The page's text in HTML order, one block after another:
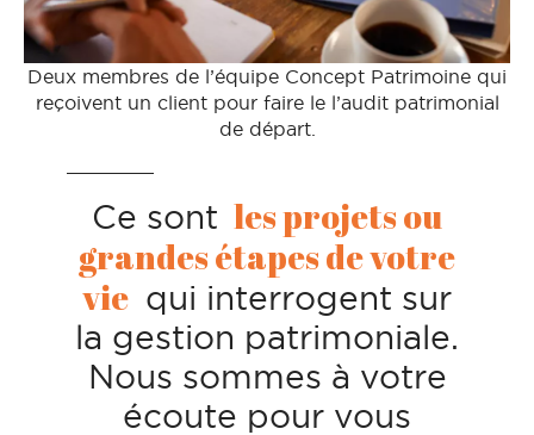
Deux membres de l’équipe Concept Patrimoine qui
reçoivent un client pour faire le l’audit patrimonial
de départ.
Ce sont les projets ou
grandes étapes de votre
vie qui interrogent sur
la gestion patrimoniale.
Nous sommes à votre
écoute pour vous